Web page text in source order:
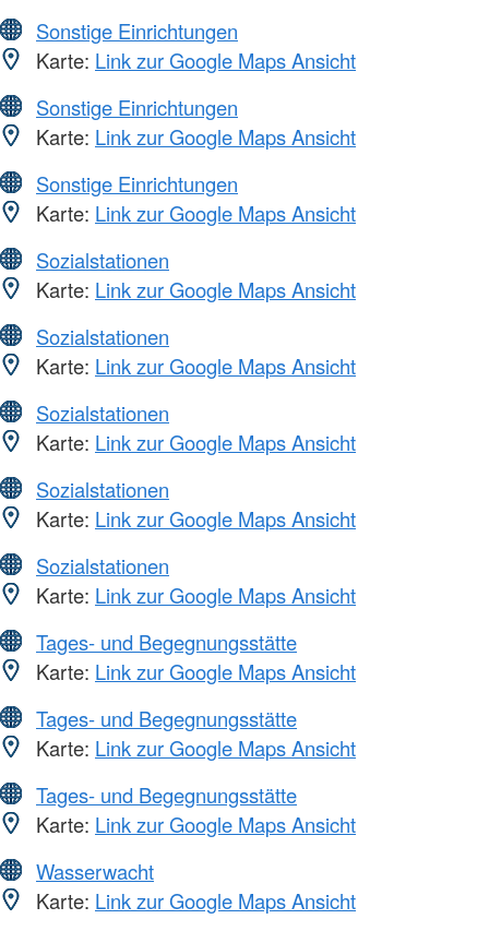
Sonstige Einrichtungen
Karte: Link zur Google Maps Ansicht
Sonstige Einrichtungen
Karte: Link zur Google Maps Ansicht
Sonstige Einrichtungen
Karte: Link zur Google Maps Ansicht
Sozialstationen
Karte: Link zur Google Maps Ansicht
Sozialstationen
Karte: Link zur Google Maps Ansicht
Sozialstationen
Karte: Link zur Google Maps Ansicht
Sozialstationen
Karte: Link zur Google Maps Ansicht
Sozialstationen
Karte: Link zur Google Maps Ansicht
Tages- und Begegnungsstätte
Karte: Link zur Google Maps Ansicht
Tages- und Begegnungsstätte
Karte: Link zur Google Maps Ansicht
Tages- und Begegnungsstätte
Karte: Link zur Google Maps Ansicht
Wasserwacht
Karte: Link zur Google Maps Ansicht